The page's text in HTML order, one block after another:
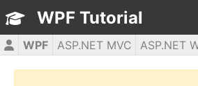
WPF Tutorial
WPF ASP.NET MVC ASP.NET
HTML5
JavaScript